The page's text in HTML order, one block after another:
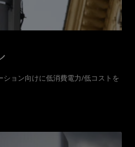
ション向けに低消費電力/低コストを